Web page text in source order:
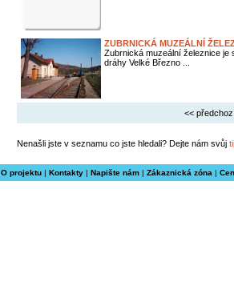
ZUBRNICKÁ MUZEÁLNÍ
Zubrnická muzeální železnice je
dráhy Velké Březno ...
<<
Nenašli jste v seznamu co jste hledali? Dejte nám svůj
O projektu| Kontakty| Napište nám| Zákaznická zóna |